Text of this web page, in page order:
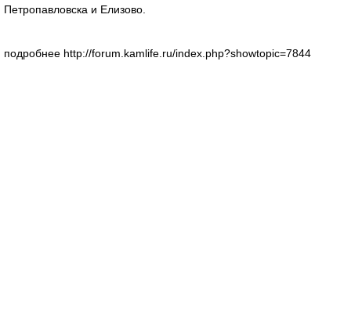
Петропавловска и Елизово.
подробнее http://forum.kamlife.ru/index.php?showtopic=7844